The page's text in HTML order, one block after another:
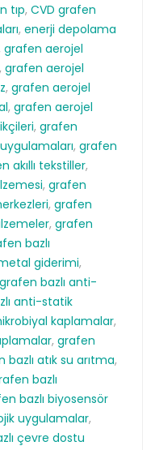
tıp, CVD grafen
, enerji depolama
grafen aerojel
, grafen aerojel
, grafen aerojel
, grafen aerojel
, grafen
, grafen
akıllı tekstiller,
, grafen
, grafen
, grafen
bazlı
giderimi,
grafen bazlı anti-
anti-statik
kaplamalar,
, grafen
bazlı atık su arıtma,
bazlı
bazlı biyosensör
uygulamalar,
çevre dostu